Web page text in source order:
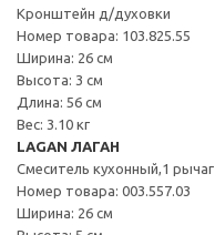
Кронштейн д/духовки
Номер товара: 103.825.55
Ширина: 26 см
Высота: 3 см
Длина: 56 см
Вес: 3.10 кг
LAGAN ЛАГАН
Смеситель кухонный,1 рычаг
Номер товара: 003.557.03
Ширина: 26 см